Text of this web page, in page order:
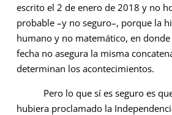
escrito el 2 de enero de 2018 y no
probable –y no seguro–, porque la
humano y no matemático, en
fecha no asegura la misma
determinan los acontecimientos.
Pero lo que sí es seguro es que
hubiera proclamado la